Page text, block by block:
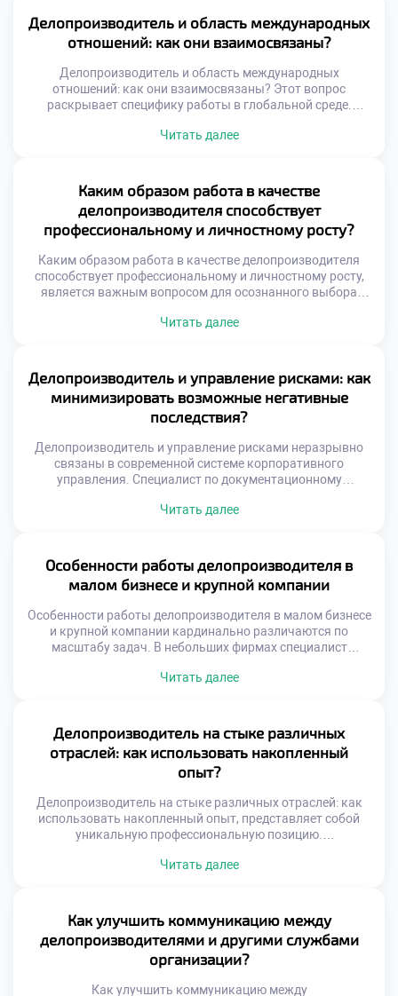
компетенций зависит скорость принятия решений и
качество корпоративных коммуникаций. Функционал
документаведа вышел далеко за рамки простой
регистрации бумаг и архивирования. Цифровизация […]
Делопроизводитель и область международных
отношений: как они взаимосвязаны?
Делопроизводитель и область международных
отношений: как они взаимосвязаны? Этот вопрос
раскрывает специфику работы в глобальной среде.
деятельности имеет уникальные стандарты. Специалист
гарантирует успех трансграничных сделок. Понимание
этой связи необходимо для эффективной международной
коммуникации. Международный документооборот
регулируется сложной системой норм. Национальные
Читать далее
Каким образом работа в качестве
делопроизводителя способствует
профессиональному и личностному росту?
Каким образом работа в качестве делопроизводителя
способствует профессиональному и личностному росту,
является важным вопросом для осознанного выбора
ежедневную практику упорядочивания хаоса. Специалист
мышление и внимательность к деталям. Ответственность
за документы формирует зрелость и дисциплину.
Личностные качества совершенствуются […]
Читать далее
Делопроизводитель и управление рисками: как
минимизировать возможные негативные
последствия?
Делопроизводитель и управление рисками неразрывно
связаны в современной системе корпоративного
управления. Специалист по документационному
организации от угроз. Грамотная работа с документами
проблем отличает профессионала высокого класса от
обычного исполнителя. Управление рисками требует
системного мышления и глубокого понимания бизнес-
процессов. Недостаточно просто оформлять […]
Читать далее
Особенности работы делопроизводителя в
малом бизнесе и крупной компании
Особенности работы делопроизводителя в малом бизнесе
и крупной компании кардинально различаются по
масштабу задач. В небольших фирмах специалист
корпорации требуют узкой специализации и строгой
Выбор места работы определяет ежедневную рутину и
темп профессионального роста. Специфика среды
формирует уникальный набор компетенций […]
Читать далее
Делопроизводитель на стыке различных
отраслей: как использовать накопленный
опыт?
Делопроизводитель на стыке различных отраслей: как
использовать накопленный опыт, представляет собой
уникальную профессиональную позицию.
обеспечения позволяет работать в любой сфере бизнеса.
знаний трансформируется в конкурентное преимущество
на рынке труда. Переход из одной отрасли в другую
обогащает экспертный кругозор. Умение адаптировать
стандарты […]
Читать далее
Как улучшить коммуникацию между
делопроизводителями и другими службами
организации?
Как улучшить коммуникацию между